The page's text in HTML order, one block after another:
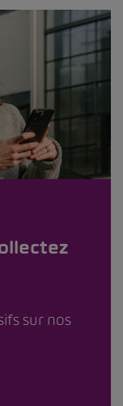
sur nos